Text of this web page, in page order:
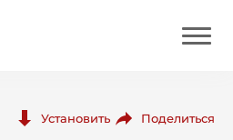
Установить Поделиться